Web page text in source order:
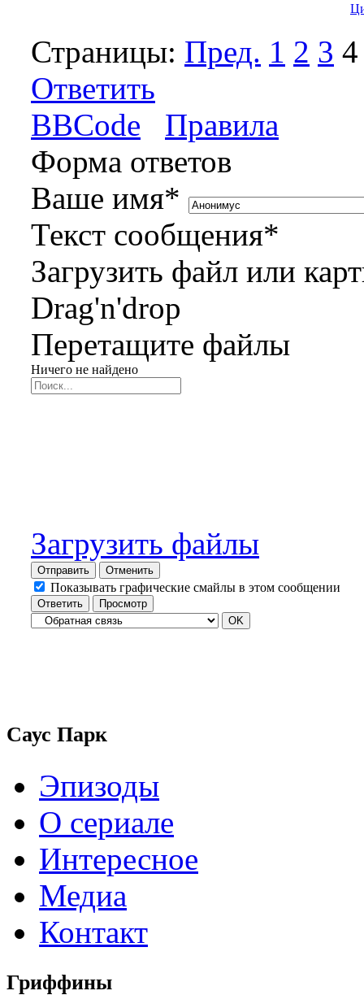
Страницы: Пред. 1 2 3 4
Ответить
BBCode
Правила
Форма ответов
Ваше имя*
Текст сообщения*
Загрузить файл или
Drag'n'drop
Перетащите файлы
Ничего не найдено
Загрузить файлы
Отправить Отменить
Показывать графические смайлы в этом сообщении
Саус Парк
Эпизоды
О сериале
Интересное
Медиа
Контакт
Гриффины